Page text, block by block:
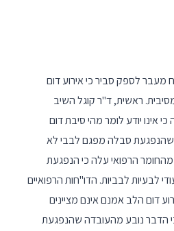
לספק סביר כי אירוע דום
ראשית, ד"ר קוגל השיב
אינו יודע לומר מהי סיבת דום
שהנפגעת סבלה מפגם לבבי לא
מהחומר הרפואי עלה כי הנפגעת
לבעיות לבביות. הדו"חות הרפואיים
דום הלב אמנם אינם מציינים
הדבר נובע מהעובדה שהנפגעת